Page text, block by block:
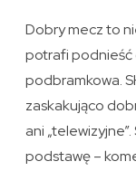
Dobry mecz to
potrafi podnieść
podbramkowa.
zaskakująco
ani
podstawę –